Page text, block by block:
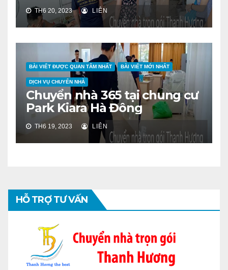
TH6 20, 2023 LIÊN
BÀI VIẾT ĐƯỢC QUAN TÂM NHẤT BÀI VIẾT MỚI NHẤT
DỊCH VỤ CHUYỂN NHÀ
Chuyển nhà 365 tại chung cư
Park Kiara Hà Đông
TH6 19, 2023 LIÊN
HỖ TRỢ TƯ VẤN